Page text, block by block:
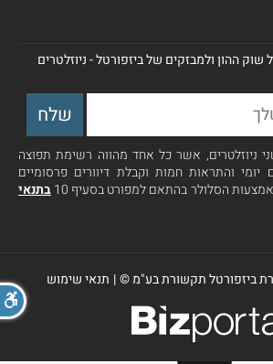
ההון ולמבזקים של ביזפורטל - ניוזלטרים
ניוזלטרים, אשר כל אחד מהווה רשימת תפוצה
יומי והתראות חמות וקבלת דיוורים פרסומיים
הסלולר בהתאם למפורט בסעיף 10
בתנאי
ביזפורטל תקשורת בע"מ ©| תנאי שימוש